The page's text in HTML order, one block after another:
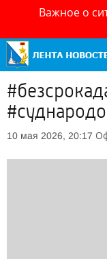
Важное о
10 мая 2026, 20:17